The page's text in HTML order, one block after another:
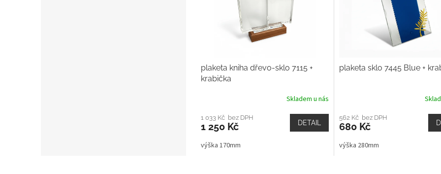
plaketa kniha dřevo-sklo 7115 +
krabička
Skladem u nás
1 033 Kč bez DPH
1 250 Kč DETAIL
výška 170mm
plaketa sklo 7445 Blue +
562 Kč bez DPH
680 Kč
výška 280mm